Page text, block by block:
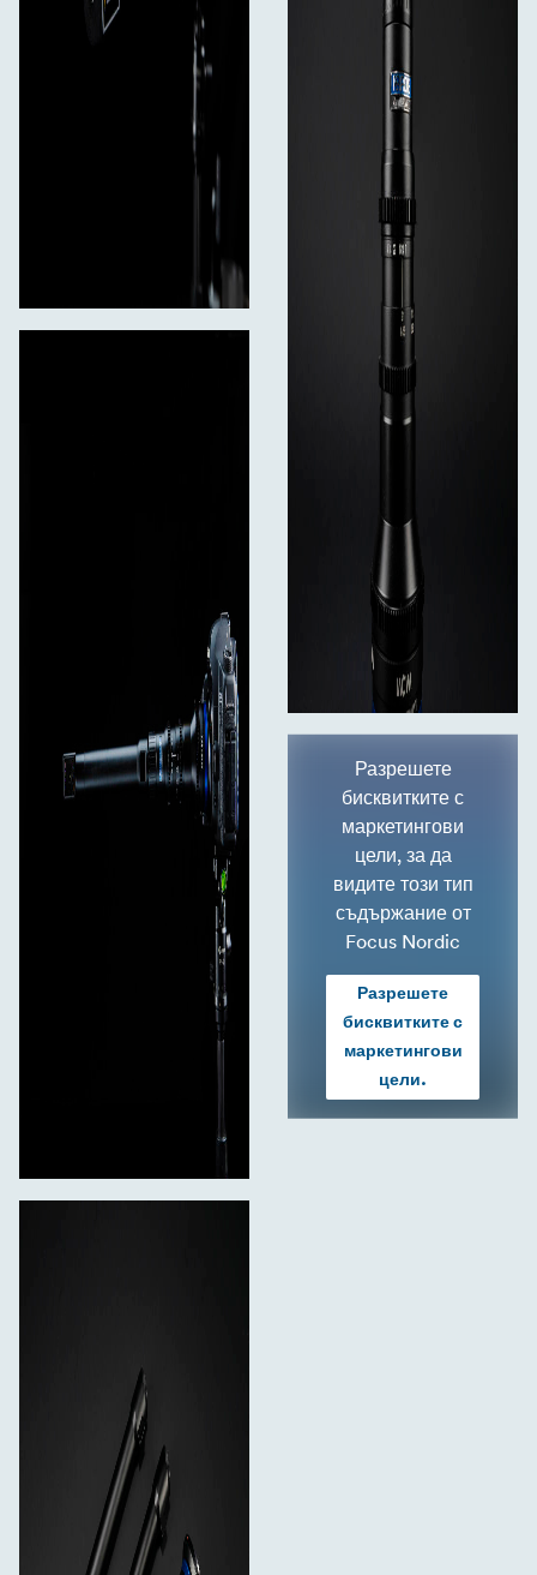
Разрешете
бисквитките с
маркетингови
цели, за да
видите този тип
съдържание от
Focus Nordic
Разрешете
бисквитките с
маркетингови
цели.